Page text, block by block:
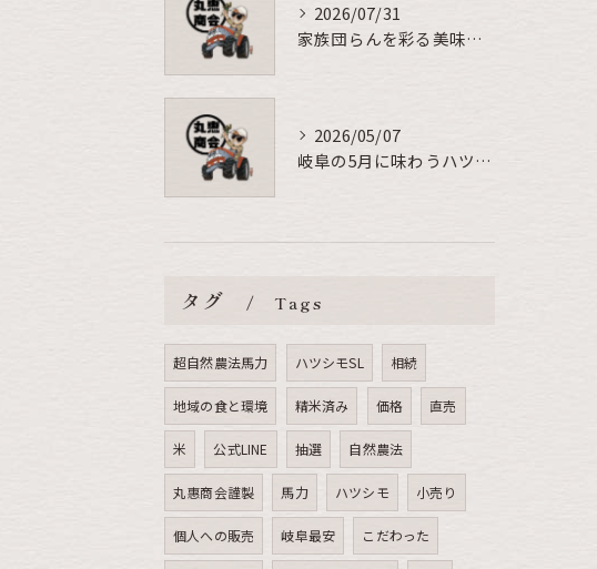
2026/07/31
家族団らんを彩る美味しいお米の秘密
2026/05/07
岐阜の5月に味わうハツシモの美味しい食べ方
タグ Tags
超自然農法馬力 ハツシモSL 相続
地域の食と環境 精米済み 価格 直売
米 公式LINE 抽選 自然農法
丸惠商会謹製 馬力 ハツシモ 小売り
個人への販売 岐阜最安 こだわった